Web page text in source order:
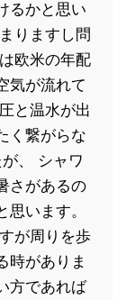
るかと思い
りますし問
欧米の年配
気が流れて
と温水が出
く繋がらな
、 シャワ
さがあるの
います。
が周りを歩
時がありま
方であれば